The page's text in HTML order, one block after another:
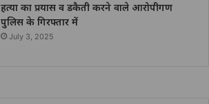
हत्या का प्रयास व डकैती करने वाले आरोपीगण
पुलिस के गिरफ्तार में
July 3, 2025